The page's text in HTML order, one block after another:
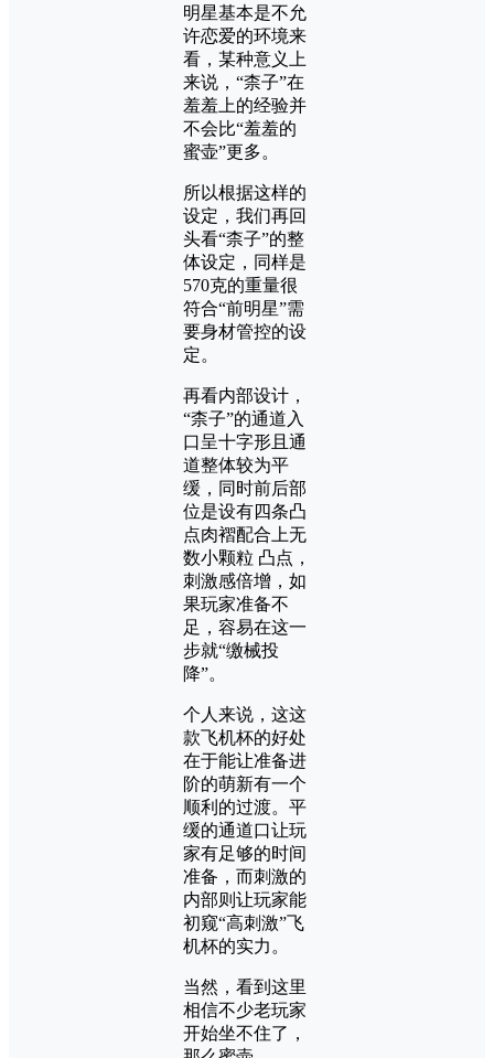
明星基本是不允
许恋爱的环境来
看，某种意义上
来说，“柰子”在
羞羞上的经验并
不会比“羞羞的
蜜壶”更多。
所以根据这样的
设定，我们再回
头看“柰子”的整
体设定，同样是
570克的重量很
符合“前明星”需
要身材管控的设
定。
再看内部设计，
“柰子”的通道入
口呈十字形且通
道整体较为平
缓，同时前后部
位是设有四条凸
点肉褶配合上无
数小颗粒 凸点，
刺激感倍增，如
果玩家准备不
足，容易在这一
步就“缴械投
降”。
个人来说，这这
款飞机杯的好处
在于能让准备进
阶的萌新有一个
顺利的过渡。平
缓的通道口让玩
家有足够的时间
准备，而刺激的
内部则让玩家能
初窥“高刺激”飞
机杯的实力。
当然，看到这里
相信不少老玩家
开始坐不住了，